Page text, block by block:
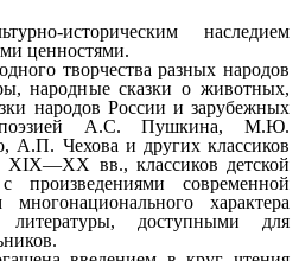
историческим наследием
ценностями.
творчества разных народов
народные сказки о животных,
народов России и зарубежных
поэзией А.С. Пушкина, М.Ю.
А.П. Чехова и других классиков
XIX—XX вв., классиков детской
произведениями современной
характера
доступными для